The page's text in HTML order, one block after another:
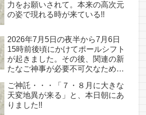
力をお願いされて。本来の高次元
の姿で現れる時が来ている!!
2026年7月5日の夜半から7月6日
15時前後頃にかけてポールシフト
が起きました。その後、関連の新
たなご神事が必要不可欠なため、
点であり古代太陽信仰の中心点で
もある伊弉諾宮、他3ヵ所へのご
神託あり！！
ご神託・・・「７・８月に大きな
天変地異が来る」と、本日朝にあ
りました!!